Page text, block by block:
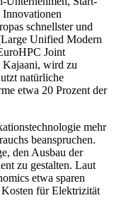
Innovationen
schnells­ter und
Unified Modern
Joint
Kajaani, wird zu
natürliche
etwa 20 Prozent der
mehr
beanspruchen.
den Ausbau der
zu gestalten. Laut
etwa sparen
für Elektrizität